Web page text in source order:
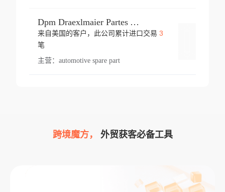
Dpm Draexlmaier Partes Automotrices Corr Ind Huejotzingo
来自美国的客户，此公司累计进口交易 3
笔
主营： automotive spare part
跨境魔方， 外贸获客必备工具